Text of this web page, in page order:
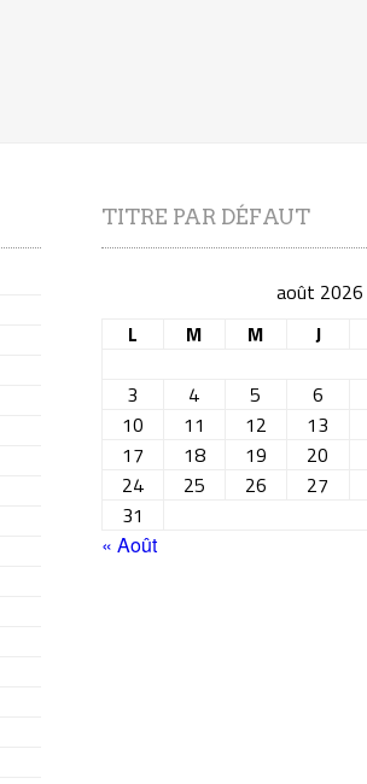
TITRE PAR DÉFAUT
août 2026
L
M M J
3
4 5 6
10
11 12 13
17
18 19 20
24
25 26 27
31
« Août